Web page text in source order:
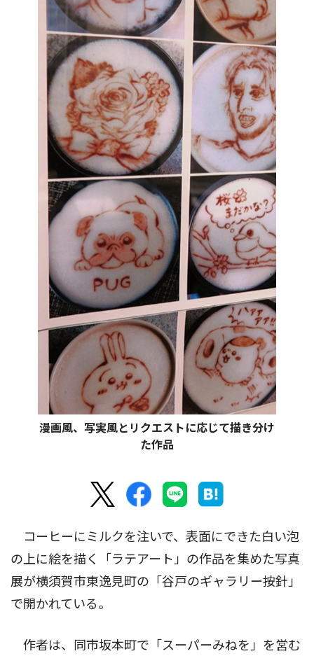
漫画風、写実風とリクエストに応じて描き分け
た作品
コーヒーにミルクを注いで、表面にできた白い泡
の上に絵を描く「ラテアート」の作品を集めた写真
展が横須賀市東逸見町の「谷戸のギャラリー按針」
で開かれている。
作者は、同市坂本町で「スーパーみねを」を営む